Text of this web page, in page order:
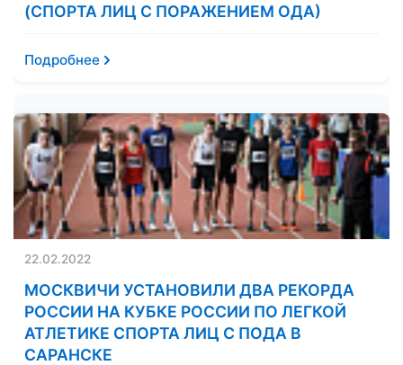
(СПОРТА ЛИЦ С ПОРАЖЕНИЕМ ОДА)
Подробнее
22.02.2022
МОСКВИЧИ УСТАНОВИЛИ ДВА РЕКОРДА
РОССИИ НА КУБКЕ РОССИИ ПО ЛЕГКОЙ
АТЛЕТИКЕ СПОРТА ЛИЦ С ПОДА В
САРАНСКЕ